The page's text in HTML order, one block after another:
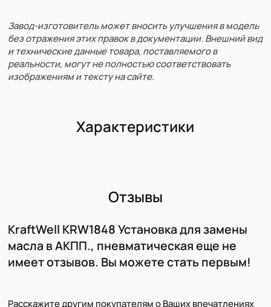
Завод-изготовитель может вносить улучшения в модель
без отражения этих правок в документации. Внешний вид
и технические данные товара, поставляемого в
реальности, могут не полностью соответствовать
изображениям и тексту на сайте.
Характеристики
Отзывы
KraftWell KRW1848 Установка для замены
масла в АКПП., пневматическая еще не
имеет отзывов. Вы можете стать первым!
Расскажите другим покупателям о Ваших впечатлениях